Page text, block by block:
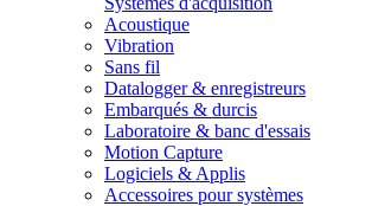
Acoustique
Vibration
Sans fil
Datalogger & enregistreurs
Embarqués & durcis
Laboratoire & banc d'essais
Motion Capture
Logiciels & Applis
Accessoires pour systèmes